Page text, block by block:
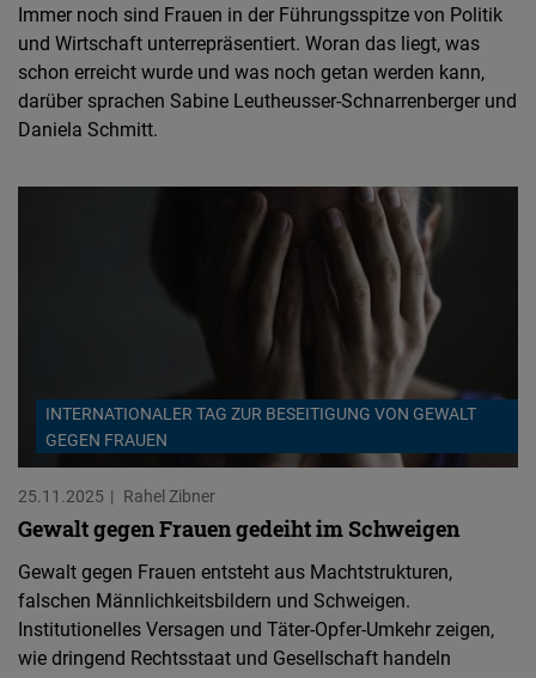
Immer noch sind Frauen in der Führungsspitze von Politik
und Wirtschaft unterrepräsentiert. Woran das liegt, was
schon erreicht wurde und was noch getan werden kann,
darüber sprachen Sabine Leutheusser-Schnarrenberger und
Daniela Schmitt.
INTERNATIONALER TAG ZUR BESEITIGUNG VON GEWALT
GEGEN FRAUEN
25.11.2025 Rahel Zibner
Gewalt gegen Frauen gedeiht im Schweigen
Gewalt gegen Frauen entsteht aus Machtstrukturen,
falschen Männlichkeitsbildern und Schweigen.
Institutionelles Versagen und Täter-Opfer-Umkehr zeigen,
wie dringend Rechtsstaat und Gesellschaft handeln